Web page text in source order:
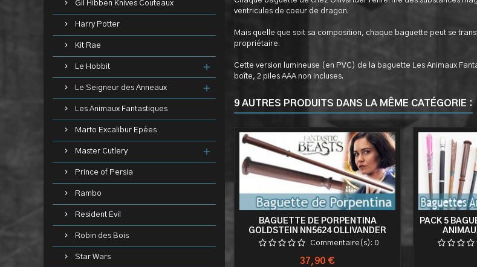
Gil Hibben Knives Couteaux
Harry Potter
Kit Rae
Le Hobbit
Le Seigneur des Anneaux
Les Animaux Fantastiques
Marto Excalibur Epées
Master Cutlery
Prince of Persia
Rambo
Resident Evil
Robin des Bois
Star Wars
ventricules de coeur de dragon.
Mais quelle que soit sa composition, chaque baguette peut se
propriétaire.
Cette version lumineuse (en PVC) de la baguette Les Animaux
boîte, 2 piles AAA non incluses.
9 AUTRES PRODUITS DANS LA MÊME CATÉGORIE :
BAGUETTE DE PORPENTINA
GOLDSTEIN NN5624 OLLIVANDER
Commentaire(s): 0
Prix
37,90 €
PACK 5